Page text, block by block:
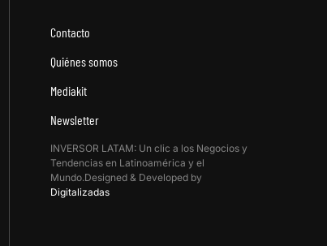
Contacto
Quiénes somos
Mediakit
Newsletter
INVERSOR LATAM: Un clic a los Negocios y
Tendencias en Latinoamérica y el
Mundo.Designed & Developed by
Digitalizadas